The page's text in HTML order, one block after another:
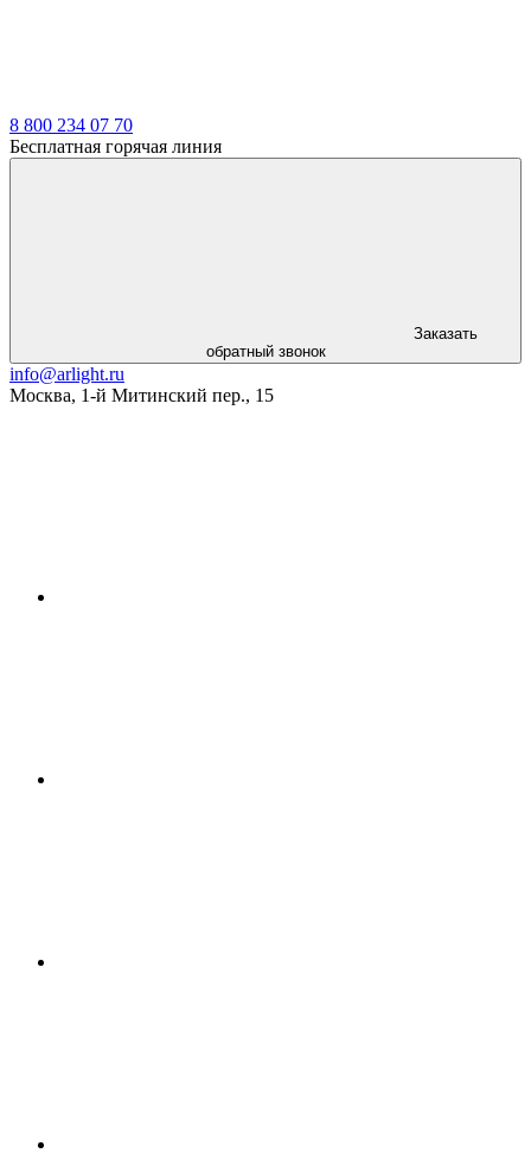
8 800 234 07 70
Бесплатная горячая линия
Заказать
обратный звонок
info@arlight.ru
Москва, 1-й Митинский пер., 15